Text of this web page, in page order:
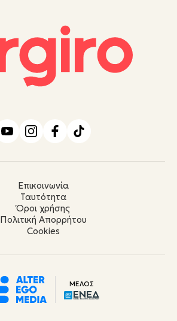
Επικοινωνία
Ταυτότητα
Όροι χρήσης
Πολιτική Απορρήτου
Cookies
ΜΕΛΟΣ